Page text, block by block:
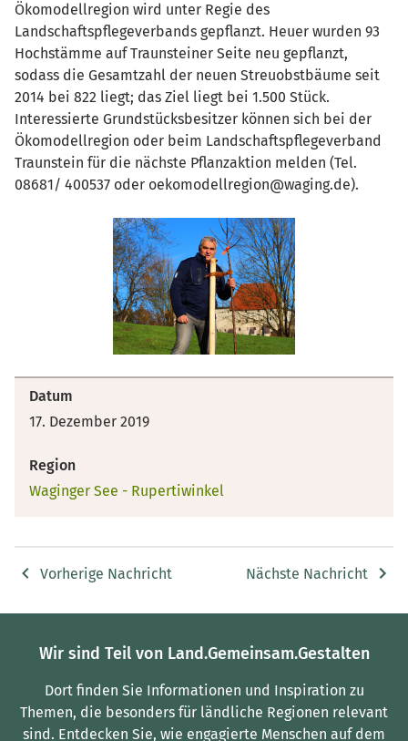
Ökomodellregion wird unter Regie des
Landschaftspflegeverbands gepflanzt. Heuer wurden 93
Hochstämme auf Traunsteiner Seite neu gepflanzt,
sodass die Gesamtzahl der neuen Streuobstbäume seit
2014 bei 822 liegt; das Ziel liegt bei 1.500 Stück.
Interessierte Grundstücksbesitzer können sich bei der
Ökomodellregion oder beim Landschaftspflegeverband
Traunstein für die nächste Pflanzaktion melden (Tel.
08681/ 400537 oder oekomodellregion@waging.de).
Datum
17. Dezember 2019
Region
Waginger See - Rupertiwinkel
Vorherige Nachricht Nächste Nachricht
Wir sind Teil von Land.Gemeinsam.Gestalten
Dort finden Sie Informationen und Inspiration zu
Themen, die besonders für ländliche Regionen relevant
sind. Entdecken Sie, wie engagierte Menschen auf dem